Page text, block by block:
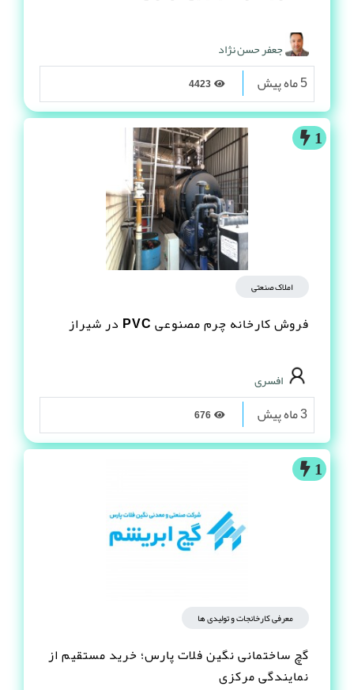
جعفر حسن نژاد
5 ماه پیش
1
املاک صنعتی
فروش کارخانه چرم مصنوعى PVC در شیراز
افسری
3 ماه پیش
1
معرفی کارخانجات و تولیدی ها
گچ ساختمانی نگین فلات پارس؛ خرید مستقیم از
نمایندگی مرکزی